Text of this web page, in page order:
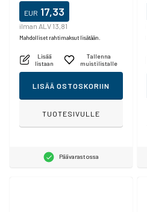
EUR 17,33
ilman ALV 13,81
Mahdolliset rahtimaksut lisätään.
Lisää
listaan
Tallenna
muistilistalle
LISÄÄ OSTOSKORIIN
TUOTESIVULLE
Päävarastossa